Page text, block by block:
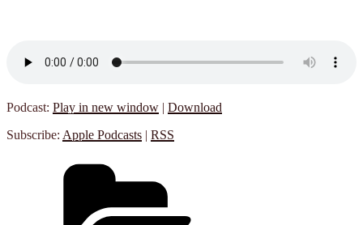
Podcast: Play in new window | Download
Subscribe: Apple Podcasts | RSS